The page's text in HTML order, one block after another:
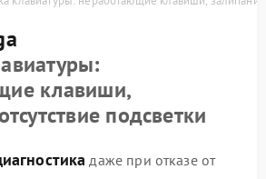
клавиши,
подсветки
даже при отказе от